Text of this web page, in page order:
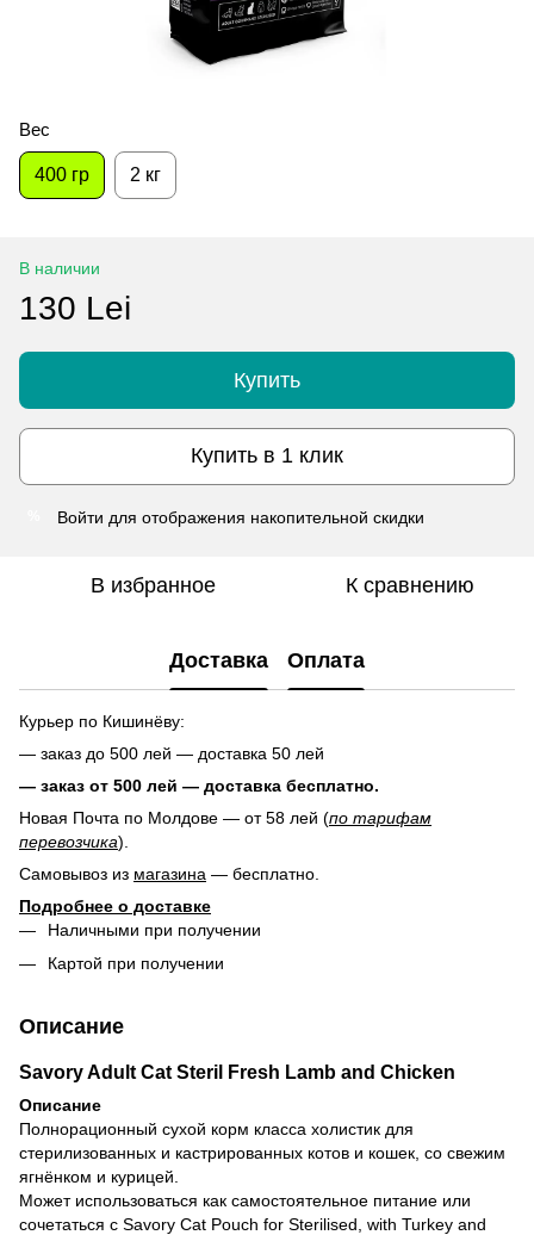
Вес
400 гр 2 кг
В наличии
130 Lei
Купить
Купить в 1 клик
Войти для отображения накопительной скидки
В избранное К сравнению
Доставка Оплата
Курьер по Кишинёву:
— заказ до 500 лей — доставка 50 лей
— заказ от 500 лей — доставка бесплатно.
Новая Почта по Молдове — от 58 лей (по тарифам
перевозчика).
Самовывоз из магазина — бесплатно.
Подробнее о доставке
Наличными при получении
Картой при получении
Описание
Savory Adult Cat Steril Fresh Lamb and Chicken
Описание
Полнорационный сухой корм класса холистик для
стерилизованных и кастрированных котов и кошек, со свежим
ягнёнком и курицей.
Может использоваться как самостоятельное питание или
сочетаться с Savory Cat Pouch for Sterilised, with Turkey and